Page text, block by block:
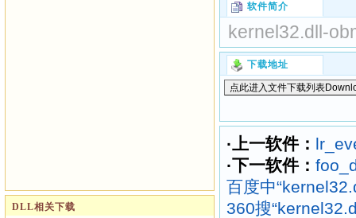
软件简介
kernel32.dll-
下载地址
·上一软件：
·下一软件：
百度中
360搜
DLL相关下载